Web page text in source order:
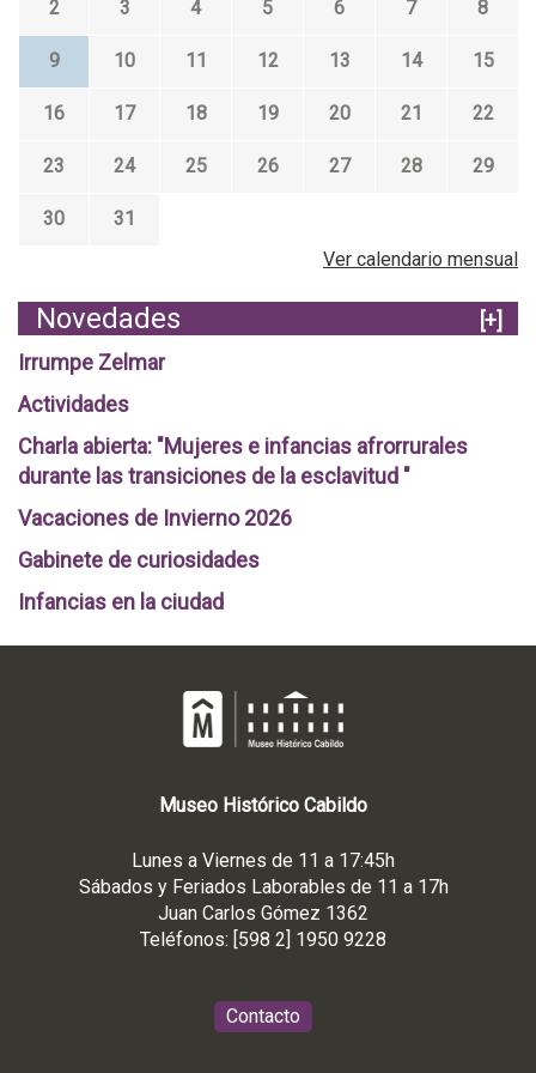
2 3 4 5 6 7 8
9 10 11 12 13 14 15
16 17 18 19 20 21 22
23 24 25 26 27 28 29
30
31
Ver calendario mensual
Novedades
[+]
Irrumpe Zelmar
Actividades
Charla abierta: "Mujeres e infancias afrorrurales
durante las transiciones de la esclavitud "
Vacaciones de Invierno 2026
Gabinete de curiosidades
Infancias en la ciudad
Museo Histórico Cabildo
Lunes a Viernes de 11 a 17:45h
Sábados y Feriados Laborables de 11 a 17h
Juan Carlos Gómez 1362
Teléfonos: [598 2] 1950 9228
Contacto